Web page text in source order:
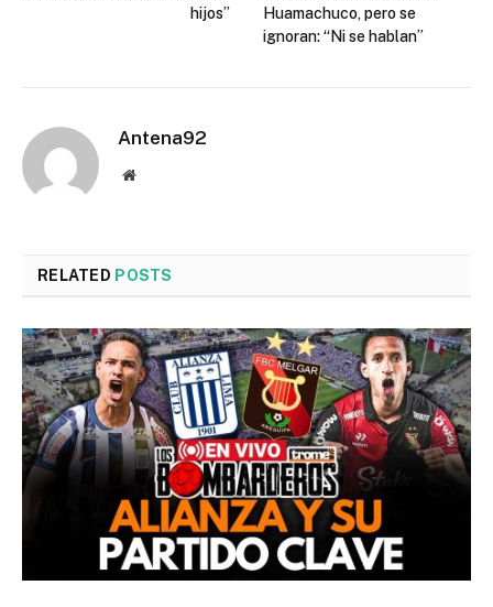
hijos”
Huamachuco, pero se
ignoran: “Ni se hablan”
Antena92
Website
RELATED POSTS